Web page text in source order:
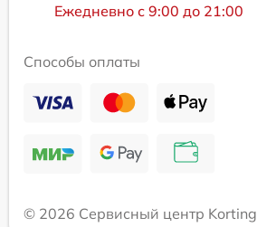
Ежедневно с 9:00 до 21:00
Способы оплаты
© 2026 Сервисный центр Korting